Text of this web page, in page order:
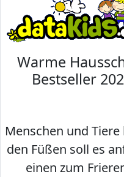
Warme
Bestseller
Menschen und
den Füßen soll es
einen zum